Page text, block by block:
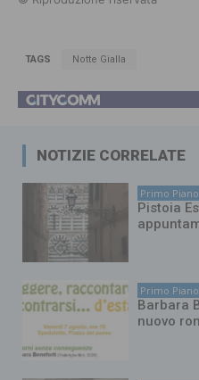
TAGS Notte Gialla
NOTIZIE CORRELATE
Primo Piano
Pistoia
Primo Piano
Barbara
nuovo